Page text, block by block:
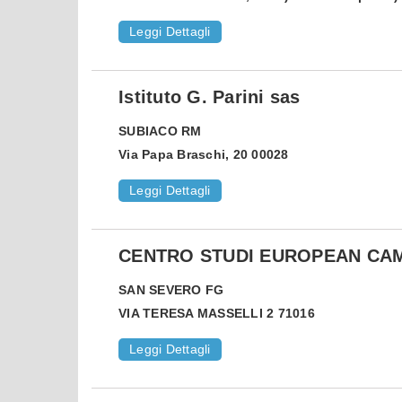
Leggi Dettagli
Istituto G. Parini sas
SUBIACO RM
Via Papa Braschi, 20 00028
Leggi Dettagli
CENTRO STUDI EUROPEAN
SAN SEVERO FG
VIA TERESA MASSELLI 2 71016
Leggi Dettagli